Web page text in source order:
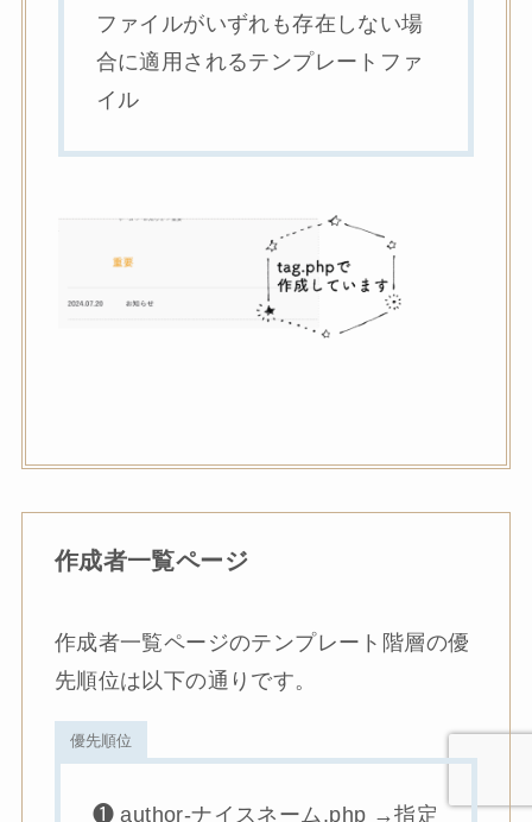
ファイルがいずれも存在しない場
合に適用されるテンプレートファ
イル
作成者一覧ページ
作成者一覧ページのテンプレート階層の優
先順位は以下の通りです。
優先順位
❶ author-ナイスネーム.php →指定